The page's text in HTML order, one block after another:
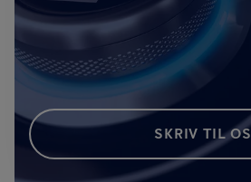
SKRIV TIL OS